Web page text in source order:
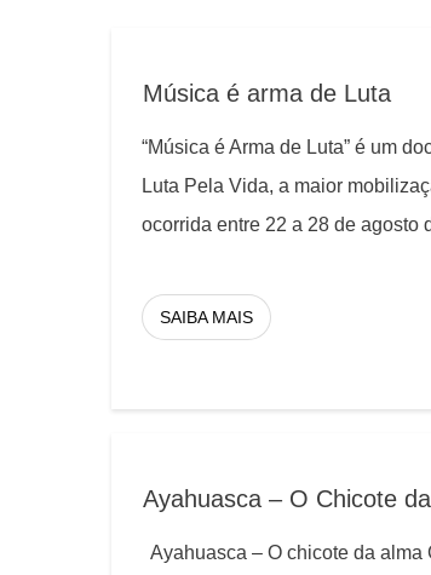
Música é arma de Luta
“Música é Arma de Luta” é um
Luta Pela Vida, a maior
ocorrida entre 22 a 28 de agosto
SAIBA MAIS
Ayahuasca – O Chicote
Ayahuasca – O chicote da